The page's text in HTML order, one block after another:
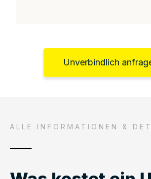
Unverbindlich
ALLE INFORMATIONEN &